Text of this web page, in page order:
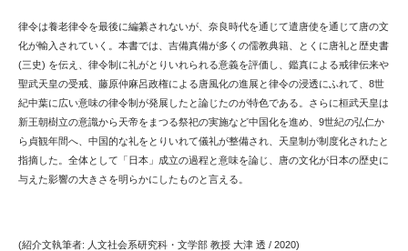
律令は養老律令を最後に編纂されないが、奈良時代を通じて遣唐使を通じて唐の文
化が輸入されていく。本書では、吉備真備が多くの儒教典籍、とくに唐礼と歴史書
(三史) を伝え、律令制に礼がとりいれられる意義を評価し、鑑真による戒律伝来や
聖武天皇の受戒、藤原仲麻呂政権による唐風化の進展と律令の浸透にふれて、8世
紀中葉に広い意味の律令制が発展したと論じたのが特色である。さらに桓武天皇は
新王朝樹立の意識から天帝をまつる祭祀の実施など中国化を進め、9世紀の弘仁か
ら貞観年間へ、中国的な礼をとりいれて儀礼が整備され、天皇制が制度化されたと
指摘した。全体として「日本」成立の過程と意味を論じ、唐の文化が日本の歴史に
与えた影響の大きさを明らかにしたものと言える。
(紹介文執筆者: 人文社会系研究科・文学部 教授 大津 透 / 2020)